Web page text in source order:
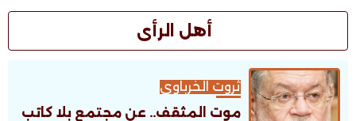
أهل الرأى
ثروت الخرباوى
موت المثقف.. عن مجتمع بلا كاتب